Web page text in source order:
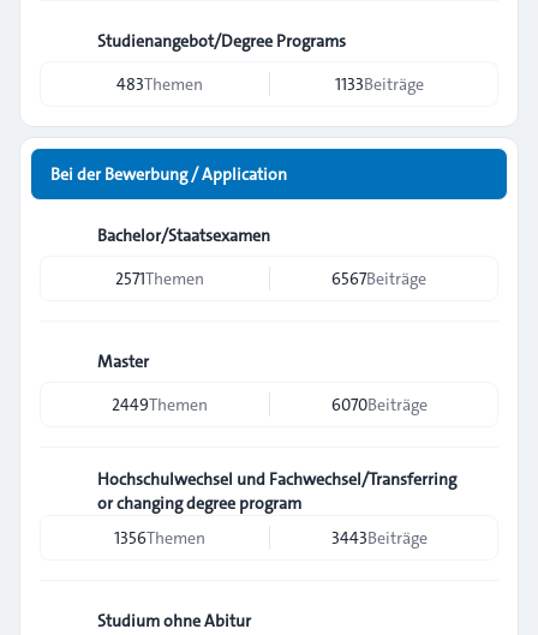
Studienangebot/Degree Programs
483Themen 1133Beiträge
Bei der Bewerbung / Application
Bachelor/Staatsexamen
2571Themen 6567Beiträge
Master
2449Themen 6070Beiträge
Hochschulwechsel und Fachwechsel/Transferring
or changing degree program
1356Themen 3443Beiträge
Studium ohne Abitur